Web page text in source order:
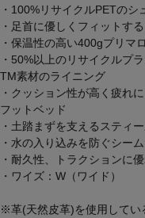
・100%リサイクルPETのシ
・足首に優しくフィットす
・保温性の高い400gプリマ
・50%以上のリサイクルプ
TM素材のライニング
・クッション性が高く疲れ
フットベッド
・土踏まずを支えるスティ
・水の入り込みを防ぐシー
・耐久性、トラクションに
・ワイズ：W（ワイド）
※革(天然皮革)を使用してい